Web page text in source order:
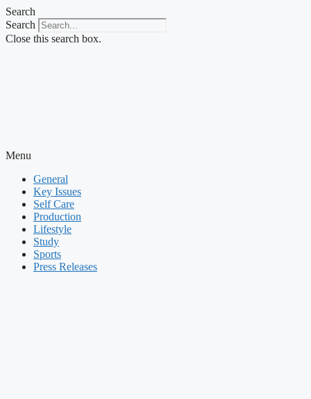
Skip
to
content
Search
Search
Close this search box.
Menu
General
Key Issues
Self Care
Production
Lifestyle
Study
Sports
Press Releases